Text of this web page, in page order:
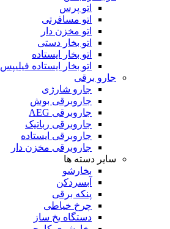
اتو پرس
اتو مسافرتی
اتو مخزن دار
اتو بخار دستی
اتو بخار ایستاده
اتو بخار ایستاده فیلیپس
جارو برقی
جارو شارژی
جاروبرقی بوش
جاروبرقی AEG
جاروبرقی رباتیک
جاروبرقی ایستاده
جاروبرقی مخزن دار
سایر دسته ها
بخارشو
آبسردکن
پنکه برقی
چرخ خیاطی
دستگاه یخ ساز